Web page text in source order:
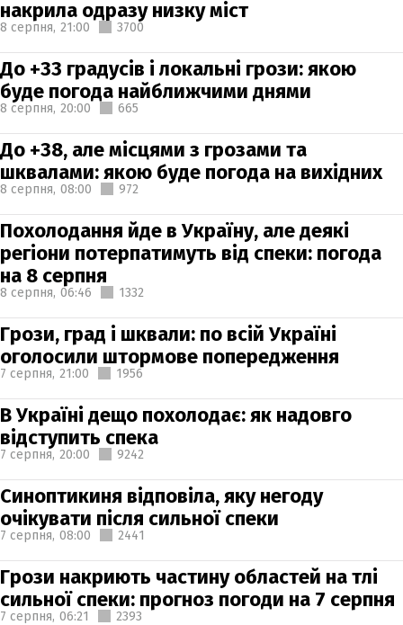
накрила одразу низку міст
8 серпня, 21:00 3700
До +33 градусів і локальні грози: якою
буде погода найближчими днями
8 серпня, 20:00 665
До +38, але місцями з грозами та
шквалами: якою буде погода на вихідних
8 серпня, 08:00 972
Похолодання йде в Україну, але деякі
регіони потерпатимуть від спеки: погода
на 8 серпня
8 серпня, 06:46 1332
Грози, град і шквали: по всій Україні
оголосили штормове попередження
7 серпня, 21:00 1956
В Україні дещо похолодає: як надовго
відступить спека
7 серпня, 20:00 9242
Синоптикиня відповіла, яку негоду
очікувати після сильної спеки
7 серпня, 08:00 2441
Грози накриють частину областей на тлі
сильної спеки: прогноз погоди на 7 серпня
7 серпня, 06:21 2393